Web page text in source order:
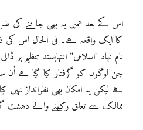
اس کے بعد ہمیں یہ بھی جاننے
کا ایک واقعہ ہے۔ فی الحال اس
نام نہاد "اسلامی” انتہاپسند تنظیم
جن لوگوں کو گرفتار کیا گیا ہے
ہے لیکن یہ امکان بھی نظرانداز
ممالک سے تعلق رکھنے والے دہشت